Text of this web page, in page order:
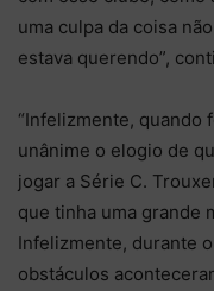
uma culpa da coisa
estava querendo”,
“Infelizmente, quando
unânime o elogio de
jogar a Série C.
que tinha uma grande
Infelizmente, durante
obstáculos